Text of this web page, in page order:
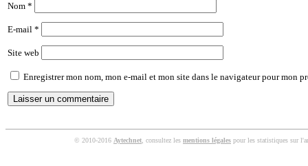
Nom *
E-mail *
Site web
Enregistrer mon nom, mon e-mail et mon site dans le navigateur pour mon
© 2010-2016 Aytechnet , consultez les mentions légales pour les statistiques sur